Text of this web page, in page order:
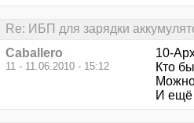
Re: ИБП для зарядки
Caballero
11 - 11.06.2010 - 15:12
10-
Кто
И ещё